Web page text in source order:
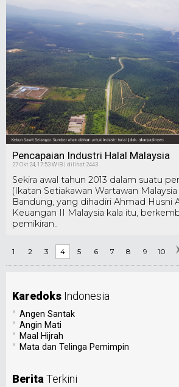
Pencapaian Industri Halal Malaysia
27 Okt 24, 17:53 WIB | dilihat 2443
Sekira awal tahun 2013 dalam suatu
(Ikatan Setiakawan Wartawan
Bandung, yang dihadiri Ahmad Husni
Keuangan II Malaysia kala itu,
pemikiran..
1 2 3 4 5 6 7 8 9 10
Karedoks Indonesia
• Angen Santak
• Angin Mati
• Maal Hijrah
• Mata dan Telinga Pemimpin
Berita Terkini